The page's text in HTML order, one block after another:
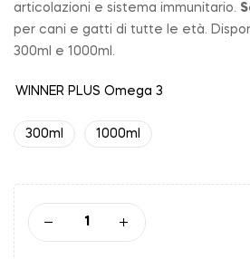
articolazioni e sistema immunitario.
per cani e gatti di tutte le età.
300ml e 1000ml.
WINNER PLUS Omega 3
300ml 1000ml